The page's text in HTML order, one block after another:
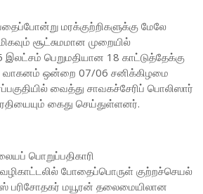
மரக்குற்றிகளுக்கு மேலே
சூட்சுமமான முறையில்
இலட்சம் பெறுமதியான 18 காட்டுத்தேக்கு
வாகனம் ஒன்றை 07/06 சனிக்கிழமை
வைத்து சாவகச்சேரிப் பொலிஸார்
கைது செய்துள்ளனர்.
பொறுப்பதிகாரி
போதைப்பொருள் குற்றச்செயல்
பரிசோதகர் மயூரன் தலைமையிலான